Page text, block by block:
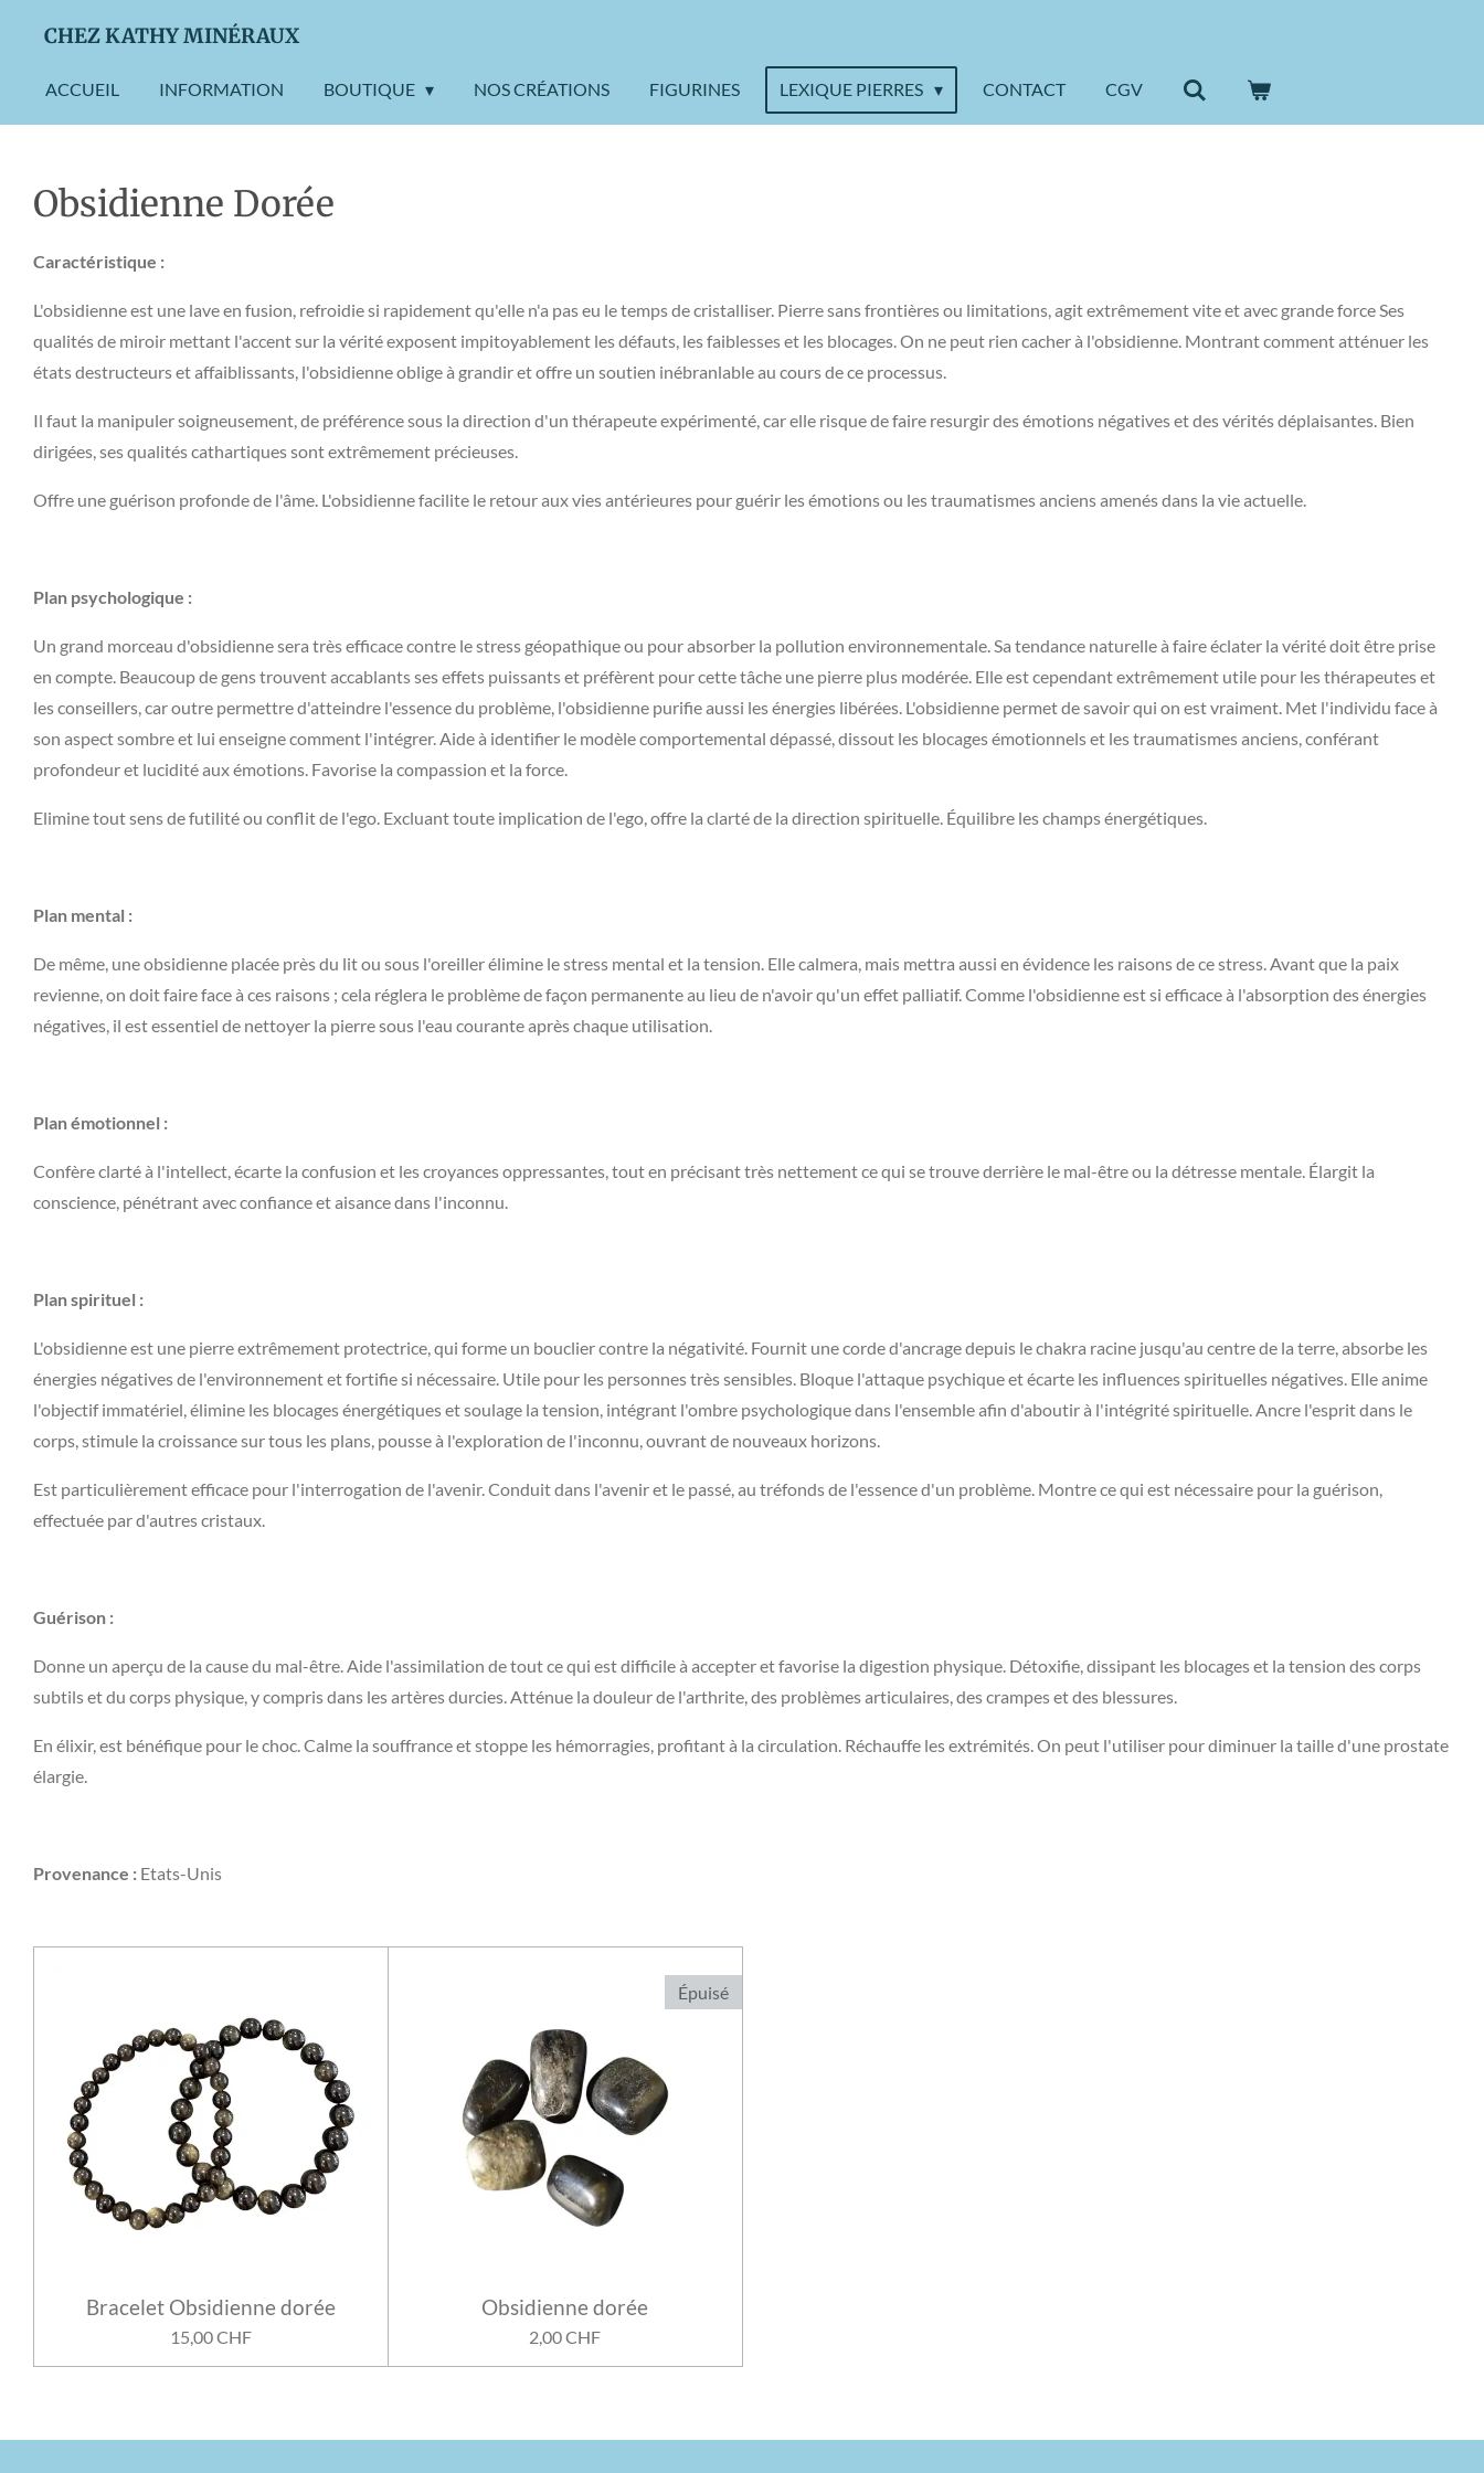
Passer
contenu
CHEZ KATHY MINÉRAUX
ACCUEIL INFORMATION BOUTIQUE NOS CRÉATIONS FIGURINES LEXIQUE PIERRES CONTACT CGV
Obsidienne Dorée
Caractéristique :
L'obsidienne est une lave en fusion, refroidie si rapidement qu'elle n'a pas eu le temps de cristalliser. Pierre sans frontières ou limitations, agit extrêmement vite et avec grande force Ses
qualités de miroir mettant l'accent sur la vérité exposent impitoyablement les défauts, les faiblesses et les blocages. On ne peut rien cacher à l'obsidienne. Montrant comment atténuer les
états destructeurs et affaiblissants, l'obsidienne oblige à grandir et offre un soutien inébranlable au cours de ce processus.
Il faut la manipuler soigneusement, de préférence sous la direction d'un thérapeute expérimenté, car elle risque de faire resurgir des émotions négatives et des vérités déplaisantes. Bien
dirigées, ses qualités cathartiques sont extrêmement précieuses.
Offre une guérison profonde de l'âme. L'obsidienne facilite le retour aux vies antérieures pour guérir les émotions ou les traumatismes anciens amenés dans la vie actuelle.
Plan psychologique :
Un grand morceau d'obsidienne sera très efficace contre le stress géopathique ou pour absorber la pollution environnementale. Sa tendance naturelle à faire éclater la vérité doit être prise
en compte. Beaucoup de gens trouvent accablants ses effets puissants et préfèrent pour cette tâche une pierre plus modérée. Elle est cependant extrêmement utile pour les thérapeutes et
les conseillers, car outre permettre d'atteindre l'essence du problème, l'obsidienne purifie aussi les énergies libérées. L'obsidienne permet de savoir qui on est vraiment. Met l'individu face à
son aspect sombre et lui enseigne comment l'intégrer. Aide à identifier le modèle comportemental dépassé, dissout les blocages émotionnels et les traumatismes anciens, conférant
profondeur et lucidité aux émotions. Favorise la compassion et la force.
Elimine tout sens de futilité ou conflit de l'ego. Excluant toute implication de l'ego, offre la clarté de la direction spirituelle. Équilibre les champs énergétiques.
Plan mental :
De même, une obsidienne placée près du lit ou sous l'oreiller élimine le stress mental et la tension. Elle calmera, mais mettra aussi en évidence les raisons de ce stress. Avant que la paix
revienne, on doit faire face à ces raisons ; cela réglera le problème de façon permanente au lieu de n'avoir qu'un effet palliatif. Comme l'obsidienne est si efficace à l'absorption des énergies
négatives, il est essentiel de nettoyer la pierre sous l'eau courante après chaque utilisation.
Plan émotionnel :
Confère clarté à l'intellect, écarte la confusion et les croyances oppressantes, tout en précisant très nettement ce qui se trouve derrière le mal-être ou la détresse mentale. Élargit la
conscience, pénétrant avec confiance et aisance dans l'inconnu.
Plan spirituel :
L'obsidienne est une pierre extrêmement protectrice, qui forme un bouclier contre la négativité. Fournit une corde d'ancrage depuis le chakra racine jusqu'au centre de la terre, absorbe les
énergies négatives de l'environnement et fortifie si nécessaire. Utile pour les personnes très sensibles. Bloque l'attaque psychique et écarte les influences spirituelles négatives. Elle anime
l'objectif immatériel, élimine les blocages énergétiques et soulage la tension, intégrant l'ombre psychologique dans l'ensemble afin d'aboutir à l'intégrité spirituelle. Ancre l'esprit dans le
corps, stimule la croissance sur tous les plans, pousse à l'exploration de l'inconnu, ouvrant de nouveaux horizons.
Est particulièrement efficace pour l'interrogation de l'avenir. Conduit dans l'avenir et le passé, au tréfonds de l'essence d'un problème. Montre ce qui est nécessaire pour la guérison,
effectuée par d'autres cristaux.
Guérison :
Donne un aperçu de la cause du mal-être. Aide l'assimilation de tout ce qui est difficile à accepter et favorise la digestion physique. Détoxifie, dissipant les blocages et la tension des corps
subtils et du corps physique, y compris dans les artères durcies. Atténue la douleur de l'arthrite, des problèmes articulaires, des crampes et des blessures.
En élixir, est bénéfique pour le choc. Calme la souffrance et stoppe les hémorragies, profitant à la circulation. Réchauffe les extrémités. On peut l'utiliser pour diminuer la taille d'une prostate
élargie.
Provenance : Etats-Unis
Bracelet Obsidienne dorée
15,00 CHF
Épuisé
Obsidienne dorée
2,00 CHF